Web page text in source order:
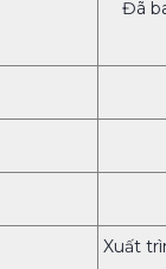
Đã
Xuất